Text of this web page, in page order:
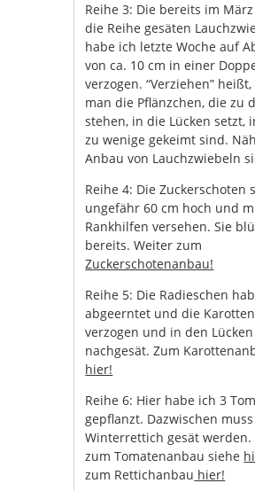
Reihe 3: Die bereits im
die Reihe gesäten
habe ich letzte Woche auf
von ca. 10 cm in einer
verzogen. “Verziehen” heißt,
man die Pflänzchen, die zu
stehen, in die Lücken setzt,
zu wenige gekeimt sind.
Anbau von Lauchzwiebeln
Reihe 4: Die Zuckerschoten
ungefähr 60 cm hoch und
Rankhilfen versehen. Sie
bereits. Weiter zum
Zuckerschotenanbau!
Reihe 5: Die Radieschen
abgeerntet und die Karotten
verzogen und in den Lücken
nachgesät. Zum
hier!
Reihe 6: Hier habe ich 3
gepflanzt. Dazwischen
Winterrettich gesät werden.
zum Tomatenanbau siehe
zum Rettichanbau hier!